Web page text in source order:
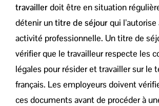
travaillerdoit être en situation
détenir untitre de séjourqui
activité professionnelle. Un titre de
vérifier que le travailleur respecte les
légales pour résider et travailler sur le
français. Les employeurs doivent
ces documents avant de procéder à